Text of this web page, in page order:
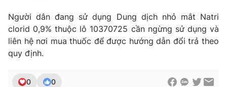
cấp ngày 29/12/2023
Tổng Biên tập:Vũ Thanh Thủy
Phó Tổng Biên tập:Nguyễn Thị Mỹ Hạnh, Phạm Quốc Thắng,
Nguyễn Trọng Ninh
Ðiện thoại Thời báo VTV:
Người dân đang sử dụng Dung dịch nhỏ mắt Natri
clorid 0,9% thuộc lô 10370725 cần ngừng sử dụng và
liên hệ nơi mua thuốc để được hướng dẫn đổi trả theo
quy định.
0 0